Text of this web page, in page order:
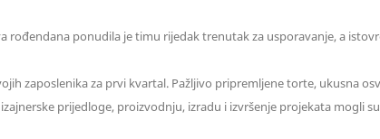
ponudila je timu rijedak trenutak za usporavanje, a
zaposlenika za prvi kvartal. Pažljivo pripremljene torte, ukusna
prijedloge, proizvodnju, izradu i izvršenje projekata mogli